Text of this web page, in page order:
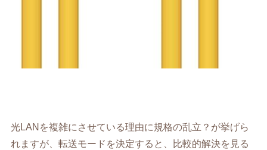
光LANを複雑にさせている理由に規格の乱立？が挙げら
れますが、転送モードを決定すると、比較的解決を見る